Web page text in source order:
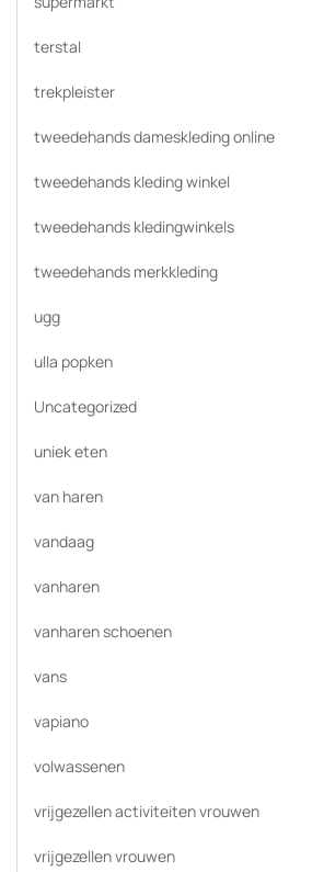
terstal
trekpleister
tweedehands dameskleding online
tweedehands kleding winkel
tweedehands kledingwinkels
tweedehands merkkleding
ugg
ulla popken
Uncategorized
uniek eten
van haren
vandaag
vanharen
vanharen schoenen
vans
vapiano
volwassenen
vrijgezellen activiteiten vrouwen
vrijgezellen vrouwen